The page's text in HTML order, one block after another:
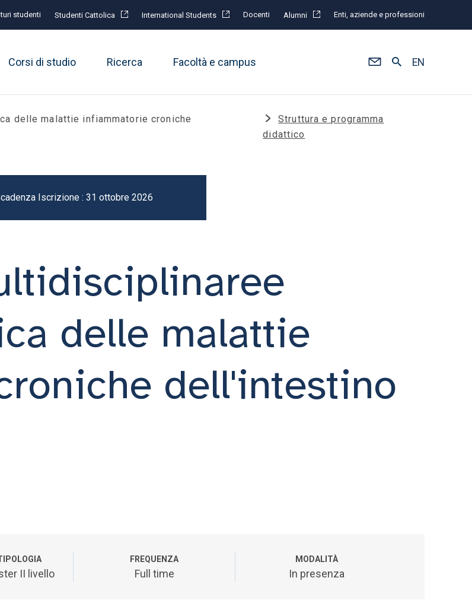
studenti Studenti Cattolica International Students Docenti Alumni Enti, aziende e professioni
Corsi di studio Ricerca Facoltà e campus EN
delle malattie infiammatorie croniche
Struttura e programma
didattico
Iscrizione : 31 ottobre 2026
delle malattie
dell'intestino
II livello
FREQUENZA
Full time
MODALITÀ
In presenza